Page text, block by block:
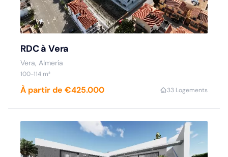
RDC à Vera
Vera, Almería
100-114 m²
À partir de €425.000 33 Logements